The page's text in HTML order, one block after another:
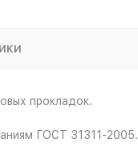
прокладок.
ГОСТ 31311-2005.